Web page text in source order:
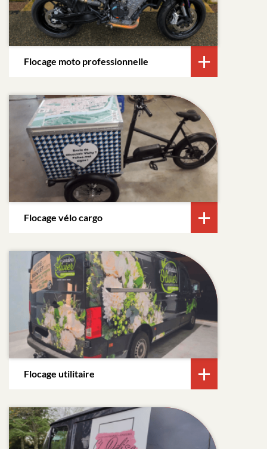
Flocage moto professionnelle
Flocage vélo cargo
Flocage utilitaire